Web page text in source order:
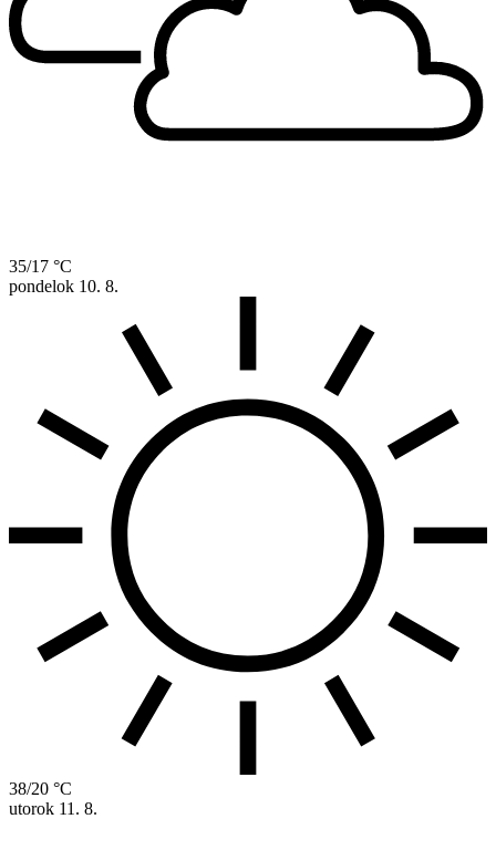
35/17 °C
pondelok 10. 8.
38/20 °C
utorok 11. 8.